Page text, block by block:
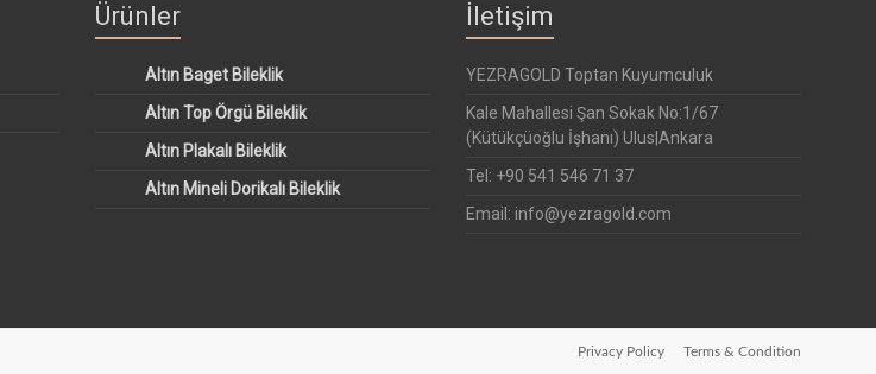
Ürünler
Altın Baget Bileklik
Altın Top Örgü Bileklik
Altın Plakalı Bileklik
Altın Mineli Dorikalı Bileklik
İletişim
YEZRAGOLD Toptan Kuyumculuk
Kale Mahallesi Şan Sokak No:1/67
(Kütükçüoğlu İşhanı) Ulus|Ankara
Tel: +90 541 546 71 37
Email: info@yezragold.com
Privacy Policy Terms & Condition